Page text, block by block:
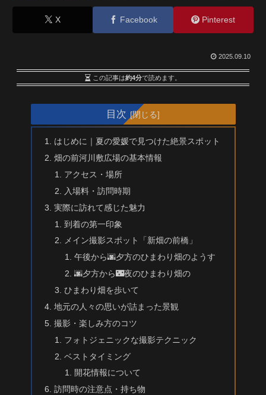
X Facebook Pinterest
2025.09.10
この記事は約4分で読めます。
目次
はじめに｜夏の愛媛で見つけた絶景スポット
畑の前河川敷広場の基本情報
アクセス・場所
入場料・訪問時期
実際に訪れて感じた魅力
到着の第一印象
メイン撮影スポット「新畑の前橋」
午後から🌆夕方のひまわり畑のようす
🌆夕方から🌃夜のひまわり畑の
ひまわり畑を歩いて
地元の人々の思いが詰まった景観
撮影・楽しみ方のコツ
フォトジェニックな撮影テクニック
ベストタイミング
開花情報について
訪問時の注意点・持ち物